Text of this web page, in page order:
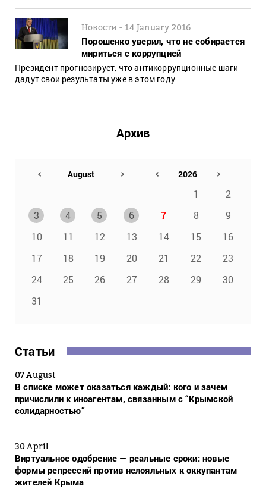
Новости -14 January 2016
Порошенко уверил, что не собирается
мириться с коррупцией
Президент прогнозирует, что антикоррупционные шаги
дадут свои результаты уже в этом году
Архив
1
2
3
4 5 6 7 8
9
10
11 12 13 14 15
16
17
18 19 20 21 22
23
24
25 26 27 28 29
30
31
Статьи
07 August
В списке может оказаться каждый: кого и зачем
причислили к иноагентам, связанным с “Крымской
солидарностью”
30 April
Виртуальное одобрение — реальные сроки: новые
формы репрессий против нелояльных к оккупантам
жителей Крыма